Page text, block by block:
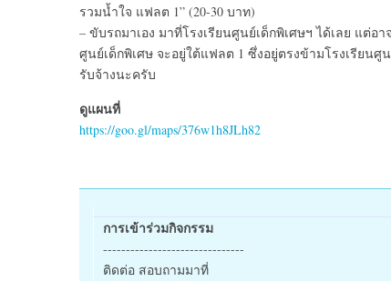
รวมน้ำใจ แฟลต 1” (20-30 บาท)
– ขับรถมาเอง มาที่โรงเรียนศูนย์เด็กพิเศษฯ ได้เลย แต่อ
ศูนย์เด็กพิเศษ จะอยู่ใต้แฟลต 1 ซึ่งอยู่ตรงข้ามโรงเรียน
รับจ้างนะครับ
ดูแผนที่
https://goo.gl/maps/376w1h8JLh82
การเข้าร่วมกิจกรรม
-------------------------------
ติดต่อ สอบถามมาที่